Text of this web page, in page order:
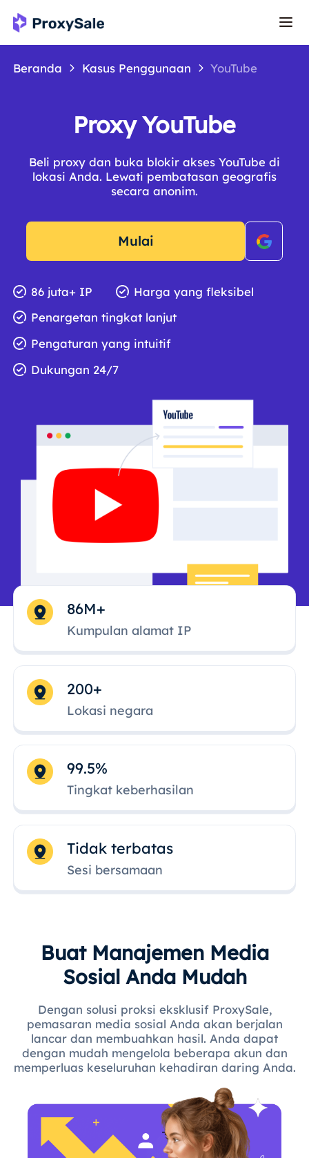
Beranda Kasus Penggunaan YouTube
Proxy YouTube
Beli proxy dan buka blokir akses YouTube di
lokasi Anda. Lewati pembatasan geografis
secara anonim.
Mulai
86 juta+ IP
Harga yang fleksibel
Penargetan tingkat lanjut
Pengaturan yang intuitif
Dukungan 24/7
86M+
Kumpulan alamat IP
200+
Lokasi negara
99.5%
Tingkat keberhasilan
Tidak terbatas
Sesi bersamaan
Buat Manajemen Media
Sosial Anda Mudah
Dengan solusi proksi eksklusif ProxySale,
pemasaran media sosial Anda akan berjalan
lancar dan membuahkan hasil. Anda dapat
dengan mudah mengelola beberapa akun dan
memperluas keseluruhan kehadiran daring Anda.